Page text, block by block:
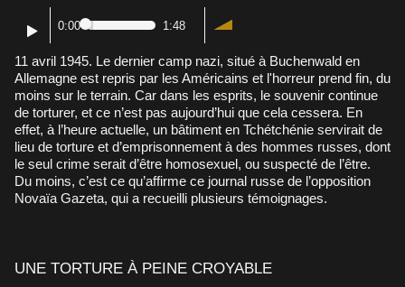
0:00 1:48
11 avril 1945. Le dernier camp nazi, situé à Buchenwald en
Allemagne est repris par les Américains et l'horreur prend fin, du
moins sur le terrain. Car dans les esprits, le souvenir continue
de torturer, et ce n’est pas aujourd’hui que cela cessera. En
effet, à l’heure actuelle, un bâtiment en Tchétchénie servirait de
lieu de torture et d’emprisonnement à des hommes russes, dont
le seul crime serait d’être homosexuel, ou suspecté de l’être.
Du moins, c’est ce qu’affirme ce journal russe de l’opposition
Novaïa Gazeta, qui a recueilli plusieurs témoignages.
UNE TORTURE À PEINE CROYABLE